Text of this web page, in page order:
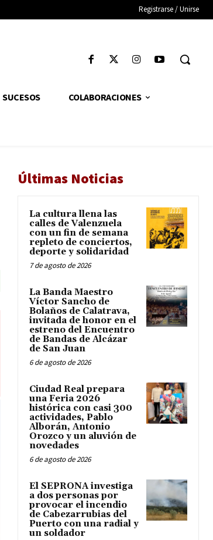
Registrarse / Unirse
SUCESOS COLABORACIONES
Últimas Noticias
La cultura llena las
calles de Valenzuela
con un fin de semana
repleto de conciertos,
deporte y solidaridad
7 de agosto de 2026
La Banda Maestro
Víctor Sancho de
Bolaños de Calatrava,
invitada de honor en el
estreno del Encuentro
de Bandas de Alcázar
de San Juan
6 de agosto de 2026
Ciudad Real prepara
una Feria 2026
histórica con casi 300
actividades, Pablo
Alborán, Antonio
Orozco y un aluvión de
novedades
6 de agosto de 2026
El SEPRONA investiga
a dos personas por
provocar el incendio
de Cabezarrubias del
Puerto con una radial y
un soldador